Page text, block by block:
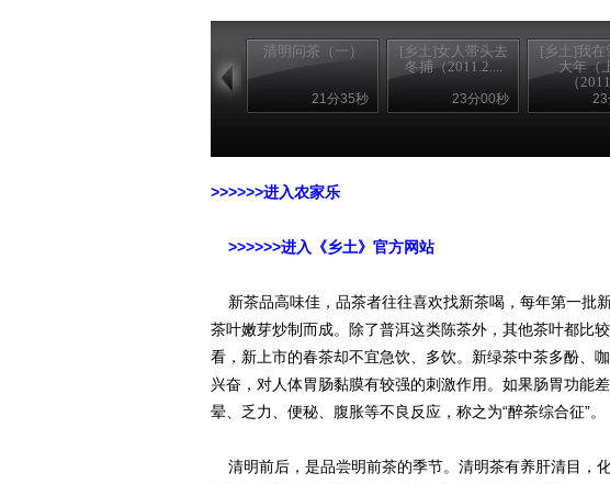
清明问茶（一）
21分35秒
[乡土]女人带头去
冬捕（2011.2....
23分00秒
[乡土]我在
大年（
（
23
>>>>>>进入农家乐
>>>>>>进入《乡土》官方网站
新茶品高味佳，品茶者往往喜欢找新茶喝，每年第一批
茶叶嫩芽炒制而成。除了普洱这类陈茶外，其他茶叶都比
看，新上市的春茶却不宜急饮、多饮。新绿茶中茶多酚、
兴奋，对人体胃肠黏膜有较强的刺激作用。如果肠胃功能
晕、乏力、便秘、腹胀等不良反应，称之为“醉茶综合征”。
清明前后，是品尝明前茶的季节。清明茶有养肝清目，